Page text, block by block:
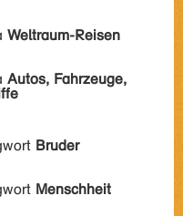
Weltraum-Reisen
Autos, Fahrzeuge,
Bruder
Menschheit